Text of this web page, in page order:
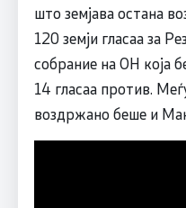
што земјава остана
120 земји гласаа за
собрание на ОН која
14 гласаа против.
воздржано беше и